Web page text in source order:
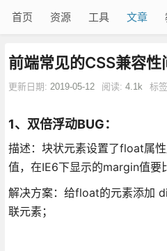
首页 资源 工具 文章
前端常见的CSS兼容性
更新日期: 2019-05-12 阅读: 4.1k 标
1、双倍浮动BUG：
描述：块状元素设置了float属
值，在IE6下显示的margin值要
解决方案：给float的元素添加
联元素；